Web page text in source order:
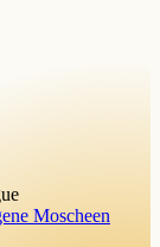
Moscheen